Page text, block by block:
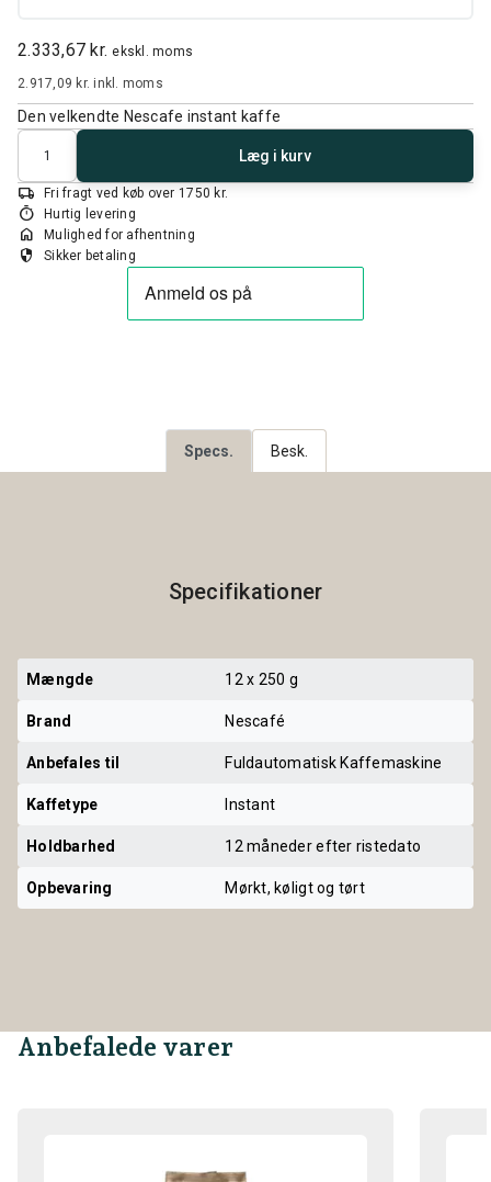
2.333,67 kr. ekskl. moms
2.917,09 kr.inkl. moms
Den velkendte Nescafe instant kaffe
Antal
Læg i kurv
local_shipping Fri fragt ved køb over 1750 kr.
timer Hurtig levering
home Mulighed for afhentning
security Sikker betaling
Specs. Besk.
Specifikationer
Mængde 12 x 250 g
Brand Nescafé
Anbefales til Fuldautomatisk Kaffemaskine
Kaffetype Instant
Holdbarhed 12 måneder efter ristedato
Opbevaring Mørkt, køligt og tørt
Anbefalede varer